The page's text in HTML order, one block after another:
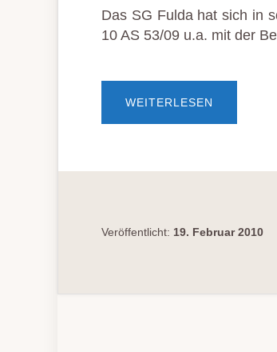
Das SG Fulda hat sich in
10 AS 53/09 u.a. mit der
WEITERLESEN
KOSTEN
Veröffentlicht: 19. Februar 2010